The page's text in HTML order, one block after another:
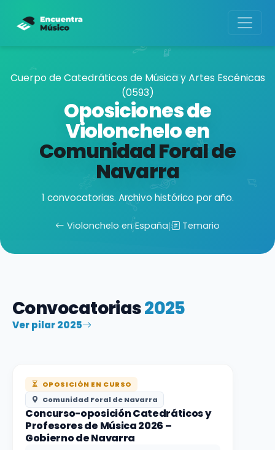
Cuerpo de Catedráticos de Música y Artes Escénicas
(0593)
Oposiciones de
Violonchelo en
Comunidad Foral de
Navarra
1 convocatorias. Archivo histórico por año.
Violonchelo en España| Temario
Convocatorias2025
Ver pilar 2025
OPOSICIÓN EN CURSO
Comunidad Foral de Navarra
Concurso-oposición Catedráticos y
Profesores de Música 2026 –
Gobierno de Navarra